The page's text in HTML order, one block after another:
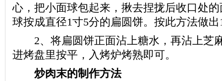
心，把小面球包起来，揪去捏拢后收口处
球按成直径1寸5分的扁圆饼。按此方法做出
2、将扁圆饼正面沾上糖水，再沾上芝
进烤盘里按平，入烤炉烤熟即可。
炒肉末的制作方法